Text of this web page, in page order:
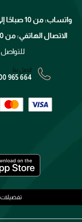
الإرجاع
برنامج الولاء ميوز
الشروط و الأحكام
سياسة الخصوصية
واتساب: من 10 صباحًا إلى 2 بعد منتصف الليل (من الإثنين إلى الأحد)
الاتصال الهاتفي: من 10 صباحًا إلى 11 مساءً (من الإثنين إلى الأحد)
للتواصل
اتصل بنا:
965 664
تفضيلات